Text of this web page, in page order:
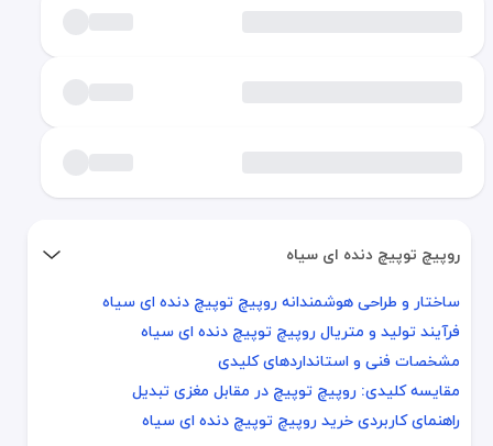
روپیچ توپیچ دنده ای سیاه
ساختار و طراحی هوشمندانه روپیچ توپیچ دنده ای سیاه
فرآیند تولید و متریال روپیچ توپیچ دنده ای سیاه
مشخصات فنی و استانداردهای کلیدی
مقایسه کلیدی: روپیچ توپیچ در مقابل مغزی تبدیل
راهنمای کاربردی خرید روپیچ توپیچ دنده ای سیاه
ساختار و طراحی هوشمندانه روپیچ توپیچ دنده ای سیاه
فرآیند تولید و متریال روپیچ توپیچ دنده ای سیاه
مشخصات فنی و استانداردهای کلیدی
مقایسه کلیدی: روپیچ توپیچ در مقابل مغزی تبدیل
راهنمای کاربردی خرید روپیچ توپیچ دنده ای سیاه